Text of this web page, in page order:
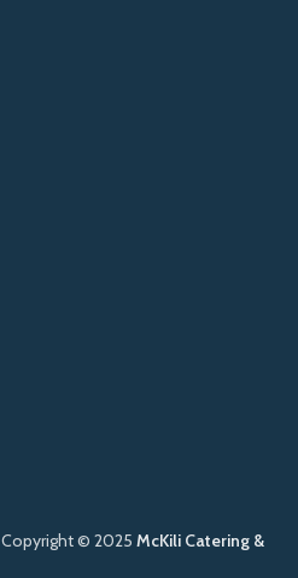
Copyright © 2025 McKili Catering &